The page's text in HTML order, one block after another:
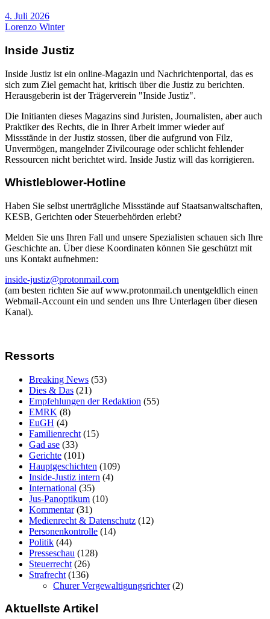
4. Juli 2026
Lorenzo Winter
Inside Justiz
Inside Justiz ist ein online-Magazin und Nachrichtenportal, das es
sich zum Ziel gemacht hat, kritisch über die Justiz zu berichten.
Herausgeberin ist der Trägerverein "Inside Justiz".
Die Initianten dieses Magazins sind Juristen, Journalisten, aber auch
Praktiker des Rechts, die in Ihrer Arbeit immer wieder auf
Missstände in der Justiz stossen, über die aufgrund von Filz,
Unvermögen, mangelnder Zivilcourage oder schlicht fehlender
Ressourcen nicht berichtet wird. Inside Justiz will das korrigieren.
Whistleblower-Hotline
Haben Sie selbst unerträgliche Missstände auf Staatsanwaltschaften,
KESB, Gerichten oder Steuerbehörden erlebt?
Melden Sie uns Ihren Fall und unsere Spezialisten schauen sich Ihre
Geschichte an. Über diese Koordinaten können Sie geschützt mit
uns Kontakt aufnehmen:
inside-justiz@protonmail.com
(am besten richten Sie auf www.protonmail.ch unentgeldlich einen
Webmail-Account ein und senden uns Ihre Unterlagen über diesen
Kanal).
Ressorts
Breaking News (53)
Dies & Das (21)
Empfehlungen der Redaktion (55)
EMRK (8)
EuGH (4)
Familienrecht (15)
Gad ase (33)
Gerichte (101)
Hauptgeschichten (109)
Inside-Justiz intern (4)
International (35)
Jus-Panoptikum (10)
Kommentar(31)
Medienrecht & Datenschutz (12)
Personenkontrolle (14)
Politik (44)
Presseschau (128)
Steuerrecht (26)
Strafrecht (136)
Churer Vergewaltigungsrichter(2)
Aktuellste Artikel